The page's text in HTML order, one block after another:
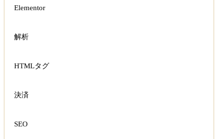
Elementor
解析
HTMLタグ
決済
SEO